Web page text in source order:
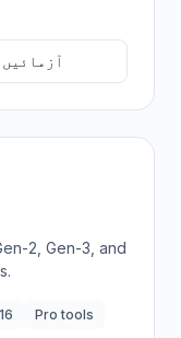
آزمائیں
2, Gen-3, and
Pro tools